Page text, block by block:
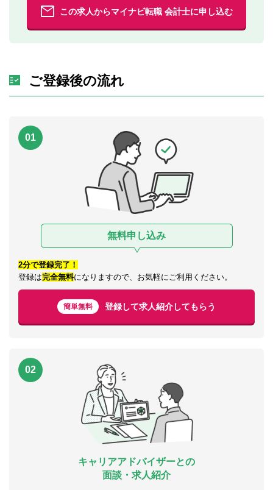
この求人からマイナビ転職 会計士に申し込む
ご登録後の流れ
01
無料申し込み
2分で登録完了！
登録は完全無料になりますので、お気軽にご利用ください。
簡単無料 登録して求人紹介してもらう
02
キャリアアドバイザーとの
面談・求人紹介